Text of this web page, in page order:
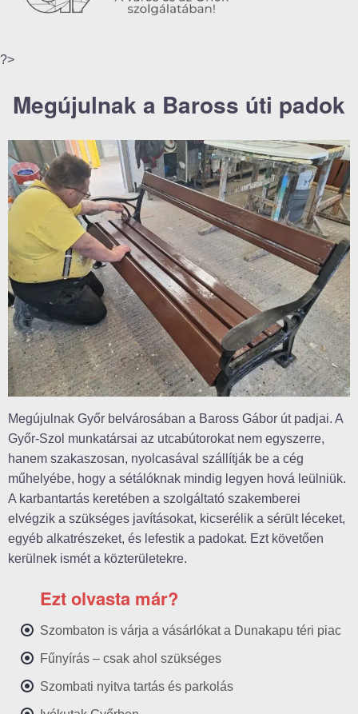
?>
Megújulnak a Baross úti padok
Megújulnak Győr belvárosában a Baross Gábor út padjai. A
Győr-Szol munkatársai az utcabútorokat nem egyszerre,
hanem szakaszosan, nyolcasával szállítják be a cég
műhelyébe, hogy a sétálóknak mindig legyen hová leülniük.
A karbantartás keretében a szolgáltató szakemberei
elvégzik a szükséges javításokat, kicserélik a sérült léceket,
egyéb alkatrészeket, és lefestik a padokat. Ezt követően
kerülnek ismét a közterületekre.
Ezt olvasta már?
Szombaton is várja a vásárlókat a Dunakapu téri piac
Fűnyírás – csak ahol szükséges
Szombati nyitva tartás és parkolás